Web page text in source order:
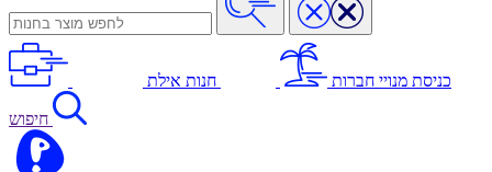
כניסת מנויי חברות חנות אילת
חיפוש